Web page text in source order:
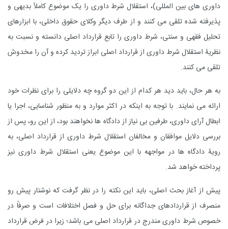
داوری های بین المللی)، استقلال شرط داوری را یک موضوع کاملاً بدیهی و
پذیرفته شده تلقی می کنند و از طرف دیگر وکلای حقوق داخلی، با ابزار‌های
تحلیل فقهی و سنتی، شرط داوری را تابع قرارداد اصلی دانسته و نسبت به
نظریۀ استقلال شرط داوری از قرارداد اصلی ابراز تردید کرده و آن را مخدوش
تلقی می کنند.
به هر حال، باید دید هر کدام از این دو گروه چه دلایلی را برای نظرات خود
ارائه می نمایند. با توجه به اینکه در اکثر موارد و به منظور شناسایی، اجرا یا
ابطال آرای داوری، طرفین بی نیاز از دادگاه ها نخواهند بود، از این رو، پس از
بررسی دلایل موافقان و مخالفان استقلال شرط داوری از قرارداد اصلی، به
رویۀ دادگاه ها در مواجهه با این موضوع یعنی استقلال شرط داوری نیز
پرداخته خواهد شد.
پیش از آغاز بحث اصلی، باید این نکته را در نظر گرفت که نوشتار پیش رو
منصرف از قرارداد‌های جداگانه برای حل و فصل اختلافات است و صرفاً در
خصوص شرط داوری مندرج در قرارداد اصلی می باشد؛ زیرا در فرض قرارداد